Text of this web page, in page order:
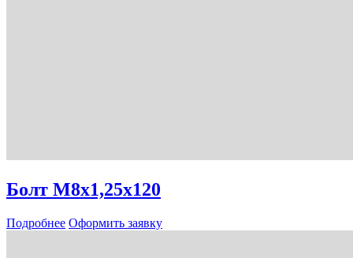
Болт М8х1,25х120
Подробнее Оформить заявку